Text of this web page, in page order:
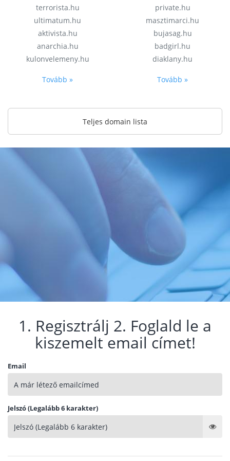
terrorista.hu
ultimatum.hu
aktivista.hu
anarchia.hu
kulonvelemeny.hu
Tovább »
private.hu
masztimarci.hu
bujasag.hu
badgirl.hu
diaklany.hu
Tovább »
Teljes domain lista
1. Regisztrálj 2. Foglald le a
kiszemelt email címet!
Email
Jelszó (Legalább 6 karakter)